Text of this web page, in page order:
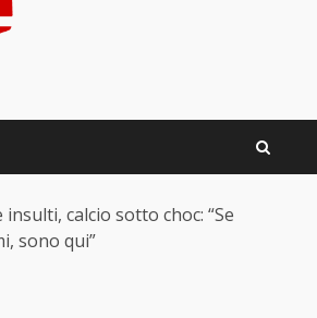
insulti, calcio sotto choc: “Se
sono qui”